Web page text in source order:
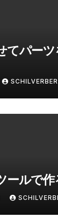
てパーツ
ールで作